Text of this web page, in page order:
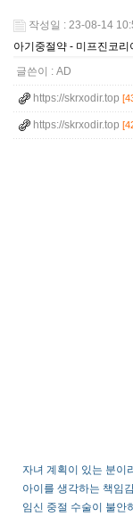
작성일 : 23-08-14
아기중절약 - 미프진코
글쓴이 : AD
https://skrxodir.top
https://skrxodir.top
자녀 계획이 있는 분이
아이를 생각하는 책임
임신 중절 수술이 불안